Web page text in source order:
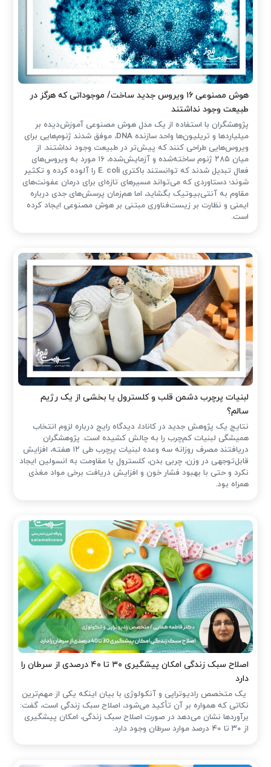
هوش مصنوعی ۱۶ ویروس جدید ساخت/ موجوداتی که هرگز در
طبیعت وجود نداشتند
پژوهشگران با استفاده از یک مدل هوش مصنوعی آموزش‌دیده بر
میلیاردها و تریلیون‌ها واحد سازنده DNA، موفق شدند ژنوم‌هایی برای
ویروس‌هایی طراحی کنند که پیش‌تر در طبیعت وجود نداشتند. از
میان ۲۸۵ ژنوم ساخته‌شده و آزمایش‌شده، ۱۶ مورد به ویروس‌های
فعال تبدیل شدند که توانستند باکتری E. coli را آلوده کرده و تکثیر
شوند؛ دستاوردی که می‌تواند مسیرهای تازه‌ای برای درمان عفونت‌های
مقاوم به آنتی‌بیوتیک بگشاید، اما هم‌زمان پرسش‌های جدی درباره
ایمنی و نظارت بر زیست‌فناوری مبتنی بر هوش مصنوعی ایجاد کرده
است.
لبنیات پرچرب دشمن قلب و کلسترول یا بخشی از یک رژیم
سالم؟
نتایج یک پژوهش جدید در کانادا، دیدگاه رایج درباره لزوم انتخاب
همیشگی لبنیات کم‌چرب را به چالش کشیده است. پژوهشگران
دریافتند مصرف روزانه سه وعده لبنیات پرچرب طی ۱۲ هفته، افزایش
قابل‌توجهی در وزن، چربی بدن، کلسترول یا مقاومت به انسولین ایجاد
نکرد و حتی با بهبود فشار خون و افزایش دریافت برخی مواد مغذی
همراه بود.
اصلاح سبک زندگی امکان پیشگیری ۳۰ تا ۴۰ درصدی از سرطان را
دارد
یک متخصص رادیوتراپی و آنکولوژی با بیان اینکه یکی از مهم‌ترین
نکاتی که همواره بر آن تأکید می‌شود، اصلاح سبک زندگی است، گفت:
برآوردها نشان می‌دهد در صورت اصلاح سبک زندگی، امکان پیشگیری
از ۳۰ تا ۴۰ درصد موارد سرطان وجود دارد.